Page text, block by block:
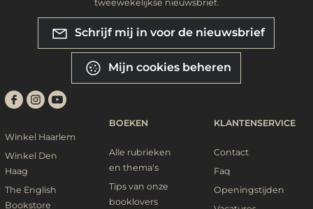
tweewekelijkse nieuwsbrief.
Schrijf mij in voor de nieuwsbrief
Mijn cookies beheren
Winkel Haarlem
Winkel Den
Haag
The English
Bookstore
BOEKEN
Alle rubrieken
en thema's
Tips van onze
booklovers
KLANTENSERVICE
Contact
Faq
Openingstijden